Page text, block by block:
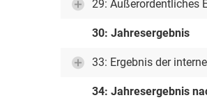
29: Außerordentliches
30: Jahresergebnis
33: Ergebnis der
34: Jahresergebnis